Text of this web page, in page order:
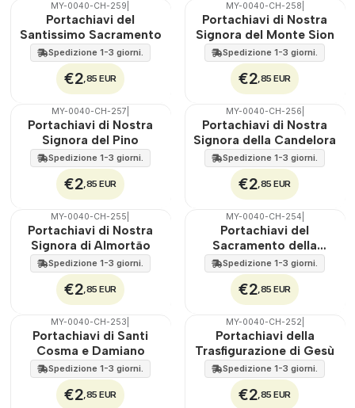
MY-0040-CH-259
Portachiavi del
Santissimo Sacramento
Spedizione 1-3 giorni.
€2,85 EUR
🇵🇹
MY-0040-CH-258
Portachiavi di Nostra
Signora del Monte Sion
Spedizione 1-3 giorni.
€2,85 EUR
🇵🇹
MY-0040-CH-257
Portachiavi di Nostra
Signora del Pino
Spedizione 1-3 giorni.
€2,85 EUR
🇵🇹
MY-0040-CH-256
Portachiavi di Nostra
Signora della Candelora
Spedizione 1-3 giorni.
€2,85 EUR
🇵🇹
MY-0040-CH-255
Portachiavi di Nostra
Signora di Almortão
Spedizione 1-3 giorni.
€2,85 EUR
MY-0040-CH-254
Portachiavi del
Sacramento della
Cresima
Spedizione 1-3 giorni.
€2,85 EUR
🇵🇹
MY-0040-CH-253
Portachiavi di Santi
Cosma e Damiano
Spedizione 1-3 giorni.
€2,85 EUR
MY-0040-CH-252
Portachiavi della
Trasfigurazione di Gesù
Spedizione 1-3 giorni.
€2,85 EUR